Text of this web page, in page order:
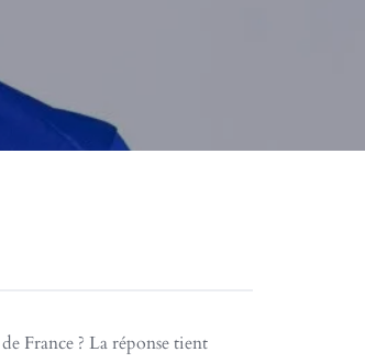
France ? La réponse tient